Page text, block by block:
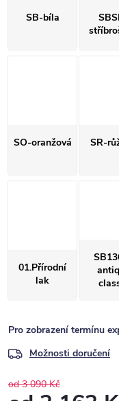
SB-bíla
SO-oranžová SR-
01.Přírodní
lak
Pro zobrazení termínu
Možnosti doručení
od 3 090 Kč